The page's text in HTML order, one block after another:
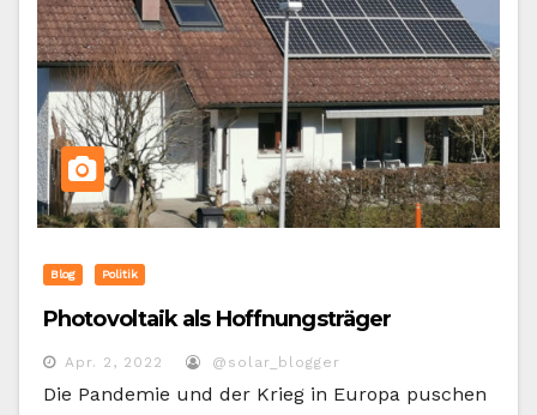
Blog Politik
Photovoltaik als Hoffnungsträger
Apr. 2, 2022 @solar_blogger
Die Pandemie und der Krieg in Europa puschen